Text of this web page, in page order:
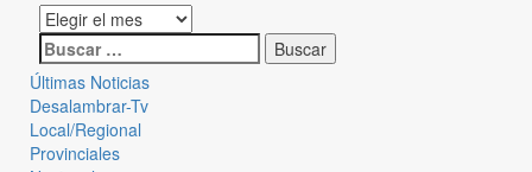
Últimas Noticias
Desalambrar-Tv
Local/Regional
Provinciales